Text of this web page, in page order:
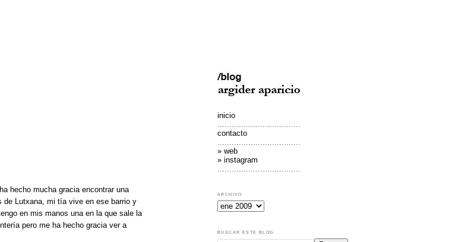
hecho mucha gracia encontrar una
de Lutxana, mi tía vive en ese barrio y
en mis manos una en la que sale la
pero me ha hecho gracia ver a
inicio
...................................
contacto
...................................
» web
» instagram
...................................
ARCHIVO
BUSCAR ESTE BLOG